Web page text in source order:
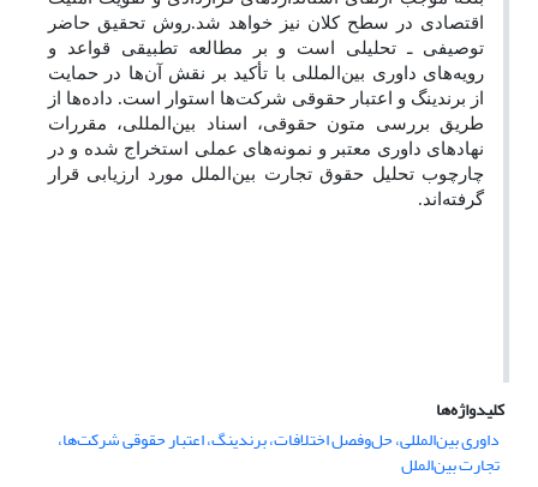
اقتصادی در سطح کلان نیز خواهد شد.روش تحقیق حاضر
توصیفی ـ تحلیلی است و بر مطالعه تطبیقی قواعد و
رویه‌های داوری بین‌المللی با تأکید بر نقش آن‌ها در حمایت
از برندینگ و اعتبار حقوقی شرکت‌ها استوار است. داده‌ها از
طریق بررسی متون حقوقی، اسناد بین‌المللی، مقررات
نهادهای داوری معتبر و نمونه‌های عملی استخراج شده و در
چارچوب تحلیل حقوق تجارت بین‌الملل مورد ارزیابی قرار
گرفته‌اند.
کلیدواژه‌ها
داوری بین‌المللی، حل‌وفصل اختلافات، برندینگ، اعتبار حقوقی شرکت‌ها،
تجارت بین‌الملل